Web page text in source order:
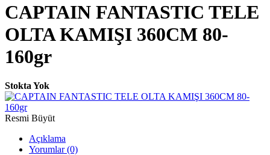
CAPTAIN FANTASTIC TELE
OLTA KAMIŞI 360CM 80-
160gr
Stokta Yok
Resmi Büyüt
Açıklama
Yorumlar (0)